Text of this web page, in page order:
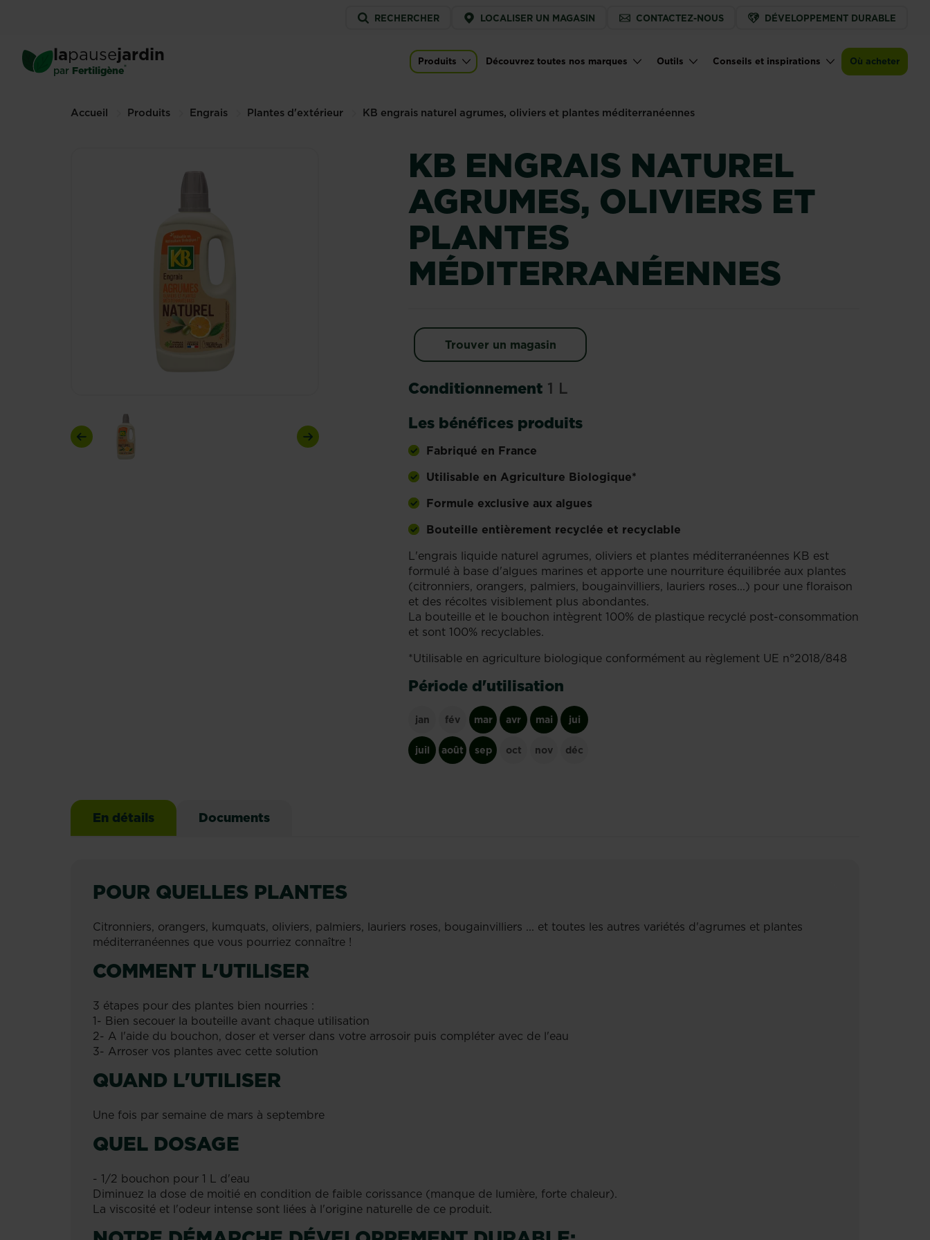
content
Service
menu
RECHERCHER LOCALISER UN MAGASIN CONTACTEZ-NOUS DÉVELOPPEMENT DURABLE
lapausejardin
par Fertiligène® Main navigation
Produits Découvrez toutes nos marques Outils Conseils et inspirations Où acheter
Accueil Produits Engrais Plantes d'extérieur KB engrais naturel agrumes, oliviers et plantes méditerranéennes
Previous Next
KB ENGRAIS NATUREL
AGRUMES, OLIVIERS ET
PLANTES
MÉDITERRANÉENNES
Trouver un magasin
Conditionnement 1 L
Les bénéfices produits
Fabriqué en France
Utilisable en Agriculture Biologique*
Formule exclusive aux algues
Bouteille entièrement recyclée et recyclable
L'engrais liquide naturel agrumes, oliviers et plantes méditerranéennes KB est
formulé à base d'algues marines et apporte une nourriture équilibrée aux plantes
(citronniers, orangers, palmiers, bougainvilliers, lauriers roses...) pour une floraison
et des récoltes visiblement plus abondantes.
La bouteille et le bouchon intègrent 100% de plastique recyclé post-consommation
et sont 100% recyclables.
*Utilisable en agriculture biologique conformément au règlement UE n°2018/848
Période d'utilisation
jan fév mar avr mai jui
juil août sep oct nov déc
En détails Documents
POUR QUELLES PLANTES
Citronniers, orangers, kumquats, oliviers, palmiers, lauriers roses, bougainvilliers ... et toutes les autres variétés d'agrumes et plantes
méditerranéennes que vous pourriez connaître !
COMMENT L'UTILISER
3 étapes pour des plantes bien nourries :
1- Bien secouer la bouteille avant chaque utilisation
2- A l'aide du bouchon, doser et verser dans votre arrosoir puis compléter avec de l'eau
3- Arroser vos plantes avec cette solution
QUAND L'UTILISER
Une fois par semaine de mars à septembre
QUEL DOSAGE
- 1/2 bouchon pour 1 L d'eau
Diminuez la dose de moitié en condition de faible corissance (manque de lumière, forte chaleur).
La viscosité et l'odeur intense sont liées à l'origine naturelle de ce produit.
KB engrais naturel agrumes, oliviers et plantes méditerranéennes
1 L (Autres tailles disponibles)
Trouver un magasin